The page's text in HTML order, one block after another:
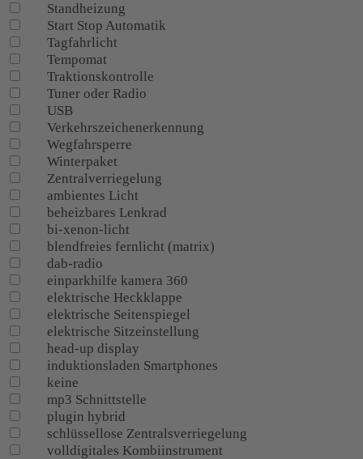
Standheizung
Start Stop Automatik
Tagfahrlicht
Tempomat
Traktionskontrolle
Tuner oder Radio
USB
Verkehrszeichenerkennung
Wegfahrsperre
Winterpaket
Zentralverriegelung
ambientes Licht
beheizbares Lenkrad
bi-xenon-licht
blendfreies fernlicht (matrix)
dab-radio
einparkhilfe kamera 360
elektrische Heckklappe
elektrische Seitenspiegel
elektrische Sitzeinstellung
head-up display
induktionsladen Smartphones
keine
mp3 Schnittstelle
plugin hybrid
schlüssellose Zentralsverriegelung
volldigitales Kombiinstrument